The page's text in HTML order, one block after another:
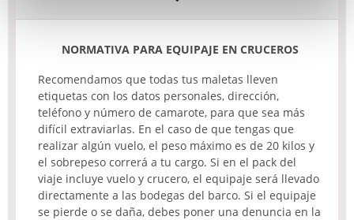
NORMATIVA PARA EQUIPAJE EN CRUCEROS
Recomendamos que todas tus maletas lleven
etiquetas con los datos personales, dirección,
teléfono y número de camarote, para que sea más
difícil extraviarlas. En el caso de que tengas que
realizar algún vuelo, el peso máximo es de 20 kilos y
el sobrepeso correrá a tu cargo. Si en el pack del
viaje incluye vuelo y crucero, el equipaje será llevado
directamente a las bodegas del barco. Si el equipaje
se pierde o se daña, debes poner una denuncia en la